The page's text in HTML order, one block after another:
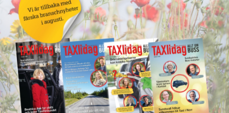
https://play.google.com/store/apps/details?
id=com.prenly.taxiidag&pli=1
Taxi idag/Allt om buss distribueras från 2024 helt digitalt via epost
egen appen.